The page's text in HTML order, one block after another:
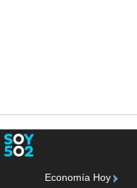
Economía Hoy